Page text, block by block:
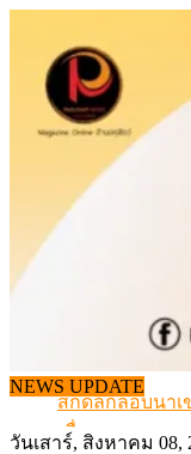
content
NEWS UPDATE
สกัดลักลอบนำเ
เมื่อเกษตรกรถู
สุดอั้น! ไข่ไก่หน้
วันเสาร์, สิงหาคม 08,